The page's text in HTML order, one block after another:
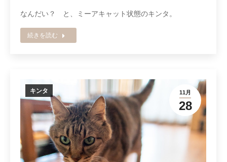
なんだい？ と、ミーアキャット状態のキンタ。
続きを読む
11月
28
キンタ